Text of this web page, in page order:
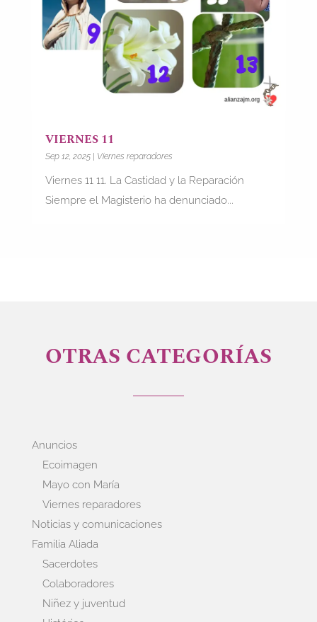
VIERNES 11
Sep 12, 2025| Viernes reparadores
Viernes 11 11. La Castidad y la Reparación
Siempre el Magisterio ha denunciado...
OTRAS CATEGORÍAS
Anuncios
Ecoimagen
Mayo con María
Viernes reparadores
Noticias y comunicaciones
Familia Aliada
Sacerdotes
Colaboradores
Niñez y juventud